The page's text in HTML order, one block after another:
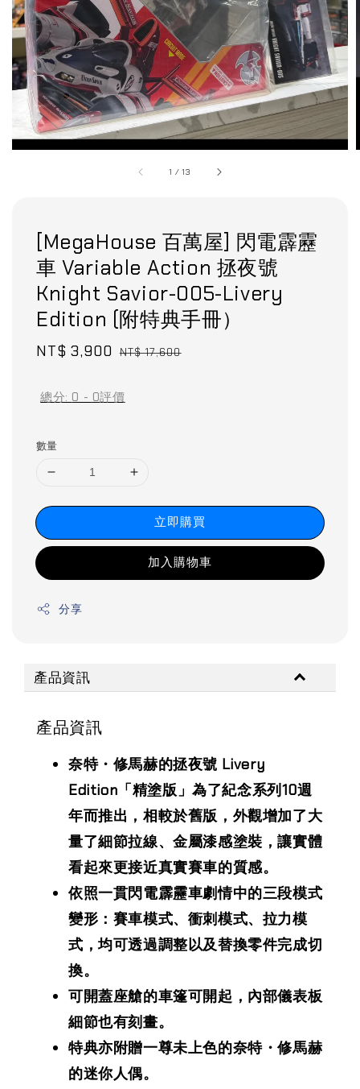
1 /13
[MegaHouse 百萬屋] 閃電霹靂
車 Variable Action 拯夜號
Knight Savior-005-Livery
Edition (附特典手冊）
Sale
NT$ 3,900 Regular
NT$ 17,600
總分: 0 - 0評價
數量
立即購買
加入購物車
分享
產品資訊
產品資訊
奈特・修馬赫的拯夜號 Livery
Edition「精塗版」為了紀念系列10週
年而推出，相較於舊版，外觀增加了大
量了細節拉線、金屬漆感塗裝，讓實體
看起來更接近真實賽車的質感。
依照一貫閃電霹靂車劇情中的三段模式
變形：賽車模式、衝刺模式、拉力模
式，均可透過調整以及替換零件完成切
換。
可開蓋座艙的車篷可開起，內部儀表板
細節也有刻畫。
特典亦附贈一尊未上色的奈特・修馬赫
的迷你人偶。